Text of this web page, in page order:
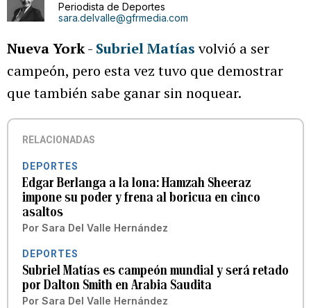
Periodista de Deportes
sara.delvalle@gfrmedia.com
Nueva York- Subriel Matíasvolvió a ser
campeón, pero esta vez tuvo que demostrar
que también sabe ganar sin noquear.
RELACIONADAS
DEPORTES
Edgar Berlanga a la lona: Hamzah Sheeraz
impone su poder y frena al boricua en cinco
asaltos
Por Sara Del Valle Hernández
DEPORTES
Subriel Matías es campeón mundial y será retado
por Dalton Smith en Arabia Saudita
Por Sara Del Valle Hernández